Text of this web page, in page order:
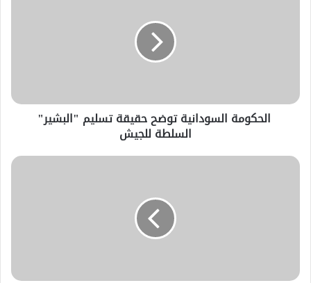
الحكومة السودانية توضح حقيقة تسليم "البشير"
السلطة للجيش